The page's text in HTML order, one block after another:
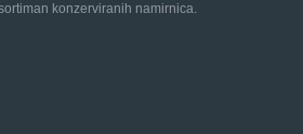
konzerviranih namirnica.